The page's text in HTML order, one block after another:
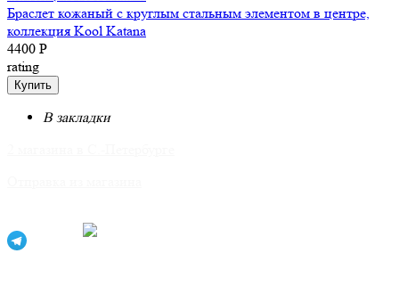
Браслет кожаный с круглым стальным элементом в центре,
коллекция Kool Katana
4400 Р
rating
Купить
В закладки